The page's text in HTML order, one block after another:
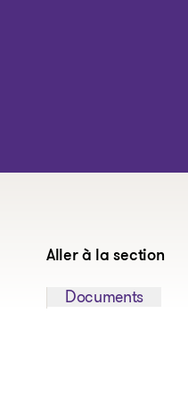
Aller à la section
Sauter à la section:
Documents